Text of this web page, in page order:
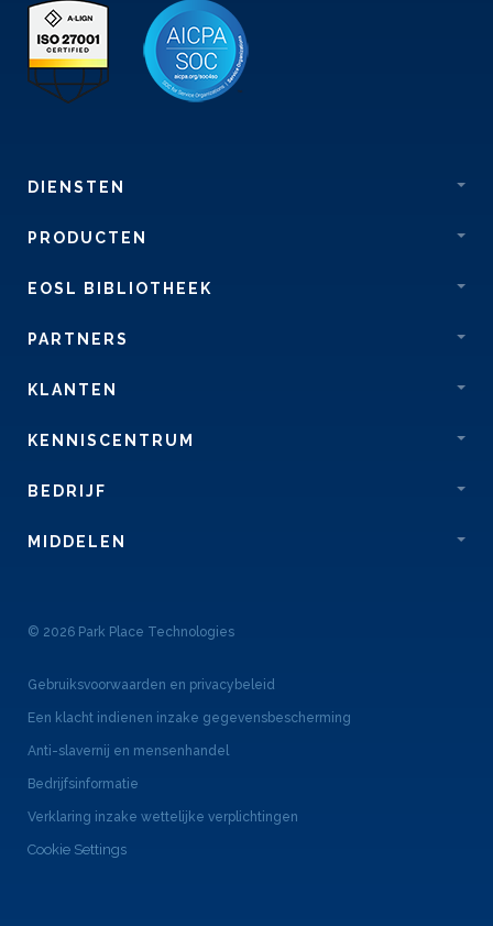
DIENSTEN
PRODUCTEN
EOSL BIBLIOTHEEK
PARTNERS
KLANTEN
KENNISCENTRUM
BEDRIJF
MIDDELEN
© 2026 Park Place Technologies
Gebruiksvoorwaarden en privacybeleid
Een klacht indienen inzake gegevensbescherming
Anti-slavernij en mensenhandel
Bedrijfsinformatie
Verklaring inzake wettelijke verplichtingen
Cookie Settings